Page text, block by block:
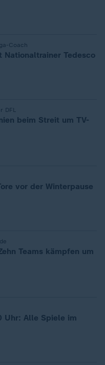
Coach
Nationaltrainer Tedesco
DFL
beim Streit um TV-
vor der Winterpause
Teams kämpfen um
Uhr: Alle Spiele im